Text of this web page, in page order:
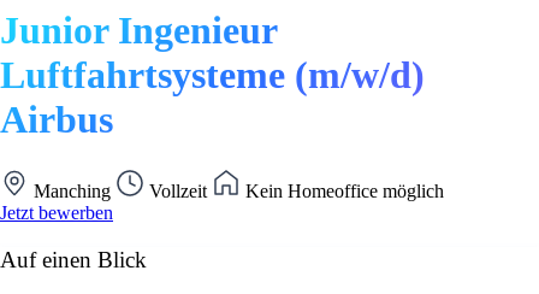
Junior Ingenieur
Luftfahrtsysteme (m/w/d)
Airbus
Manching Vollzeit
Kein Homeoffice möglich
Jetzt bewerben
Auf einen Blick